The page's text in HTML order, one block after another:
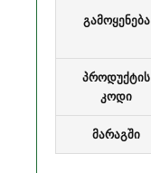
გამოყენება
პროდუქტის
კოდი
მარაგში